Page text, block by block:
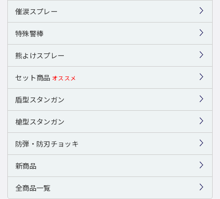
催涙スプレー
特殊警棒
熊よけスプレー
セット商品 オススメ
盾型スタンガン
槍型スタンガン
防弾・防刃チョッキ
新商品
全商品一覧